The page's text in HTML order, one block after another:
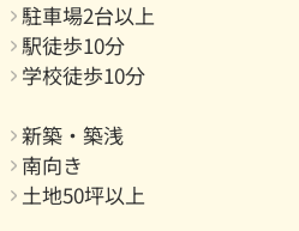
駐車場2台以上
駅徒歩10分
学校徒歩10分
新築・築浅
南向き
土地50坪以上